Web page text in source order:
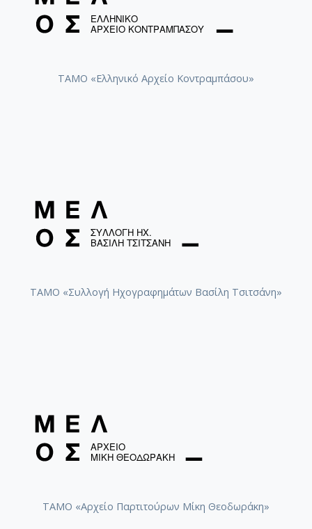
ΤΑΜΟ «Ελληνικό Αρχείο Κοντραμπάσου»
ΤΑΜΟ «Συλλογή Ηχογραφημάτων Βασίλη Τσιτσάνη»
ΤΑΜΟ «Αρχείο Παρτιτούρων Μίκη Θεοδωράκη»